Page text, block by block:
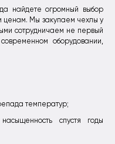
найдете огромный выбор
ценам. Мы закупаем чехлы у
сотрудничаем не первый
оборудовании,
температур;
спустя годы